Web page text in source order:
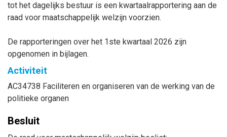
tot het dagelijks bestuur is een kwartaalrapportering aan de
raad voor maatschappelijk welzijn voorzien.
De rapporteringen over het 1ste kwartaal 2026 zijn
opgenomen in bijlagen.
Activiteit
AC34738 Faciliteren en organiseren van de werking van de
politieke organen
Besluit